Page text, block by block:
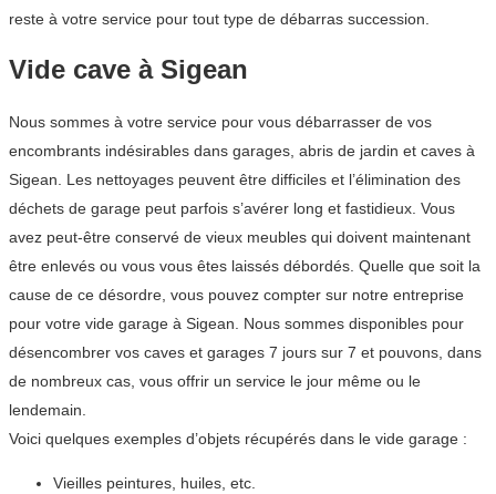
reste à votre service pour tout type de débarras succession.
Vide cave à Sigean
Nous sommes à votre service pour vous débarrasser de vos
encombrants indésirables dans garages, abris de jardin et caves à
Sigean. Les nettoyages peuvent être difficiles et l’élimination des
déchets de garage peut parfois s’avérer long et fastidieux. Vous
avez peut-être conservé de vieux meubles qui doivent maintenant
être enlevés ou vous vous êtes laissés débordés. Quelle que soit la
cause de ce désordre, vous pouvez compter sur notre entreprise
pour votre vide garage à Sigean. Nous sommes disponibles pour
désencombrer vos caves et garages 7 jours sur 7 et pouvons, dans
de nombreux cas, vous offrir un service le jour même ou le
lendemain.
Voici quelques exemples d’objets récupérés dans le vide garage :
Vieilles peintures, huiles, etc.